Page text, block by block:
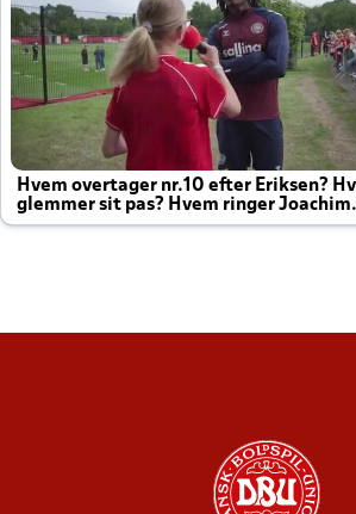
Hvem overtager nr.10 efter Eriksen?
glemmer sit pas? Hvem ringer Joachim
altid til efter kampe?